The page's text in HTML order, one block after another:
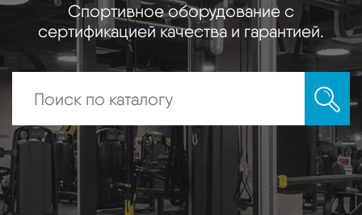
Спортивное оборудование с
сертификацией качества и гарантией.